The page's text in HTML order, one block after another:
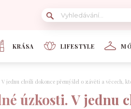
KRÁSA LIFESTYLE
jednu chvíli dokonce přemýšlel o závěti a věcech,
úzkosti. V jednu